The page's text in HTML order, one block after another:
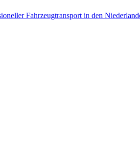
Fahrzeugtransport in den